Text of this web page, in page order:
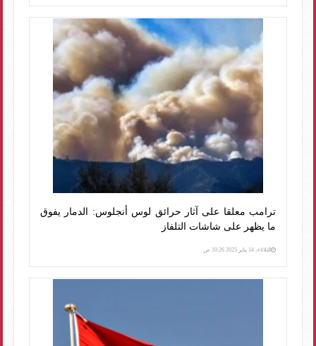
ترامب معلقا على آثار حرائق لوس أنجلوس: الدمار يفوق
ما يظهر على شاشات التلفاز
الثلاثاء، 14 يناير 2025 10:26 ص